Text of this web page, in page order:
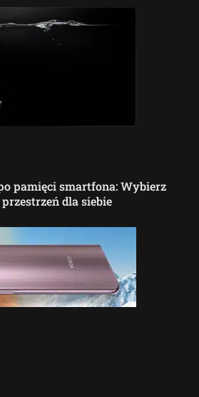
pamięci smartfona: Wybierz
dla siebie